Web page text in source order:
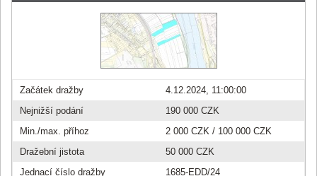
Začátek dražby
4.12.2024, 11:00:00
Nejnižší podání
190 000 CZK
Min./max. příhoz
2 000 CZK / 100 000 CZK
Dražební jistota
50 000 CZK
Jednací číslo dražby
1685-EDD/24